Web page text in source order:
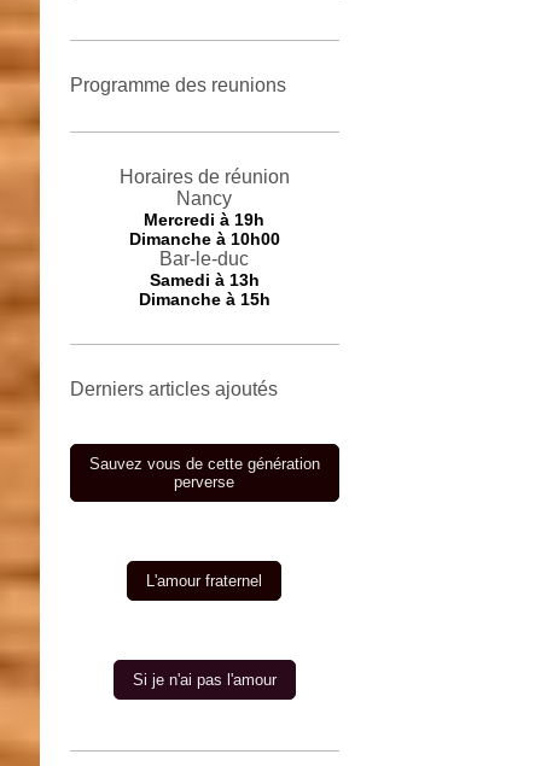
Programme des reunions
Horaires de réunion
Nancy
Mercredià 19h
Dimanche à 10h00
Bar-le-duc
Samedi à 13h
Dimanche à 15h
Derniers articles ajoutés
Sauvez vous de cette génération
perverse
L'amour fraternel
Si je n'ai pas l'amour